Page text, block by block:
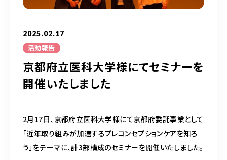
2025.02.17
活動報告
京都府立医科大学様にてセミナーを
開催いたしました
2月17日、京都府立医科大学様にて京都府委託事業として
「近年取り組みが加速するプレコンセプションケアを知ろ
う」をテーマに、計3部構成のセミナーを開催いたしました。
営業時間
お問い合わせはこちら